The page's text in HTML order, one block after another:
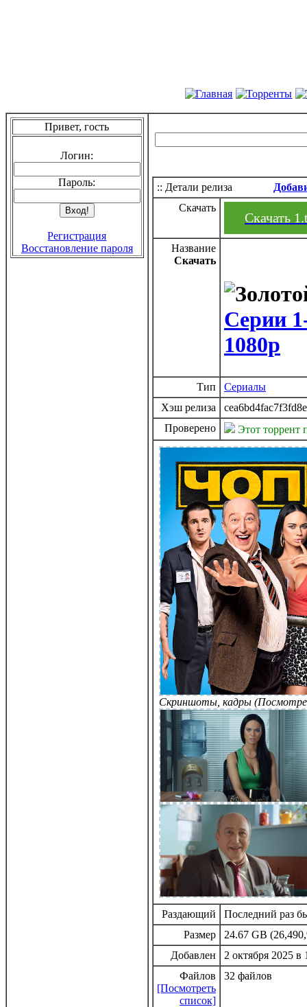
Привет, гость
Логин:
Пароль:
Регистрация
Восстановление пароля
:: Детали релиза
Скачать
Скачать
Название
Скачать
Серии
1080p
Тип
Сериалы
Хэш релиза
Проверено
Этот торрент
Скриншоты, кадры
Раздающий
Последний раз
Размер
24.67 GB
Добавлен
2 октября 2025 в
Файлов
[Посмотреть
список]
32 файлов